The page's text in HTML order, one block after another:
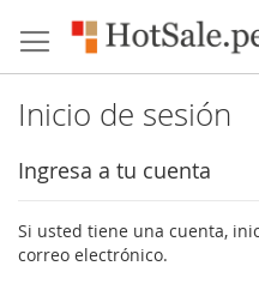
to
content
Inicio de sesión
Ingresa a tu cuenta
Si usted tiene una cuenta,
correo electrónico.